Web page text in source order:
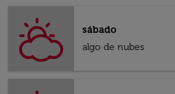
sábado
algo de nubes